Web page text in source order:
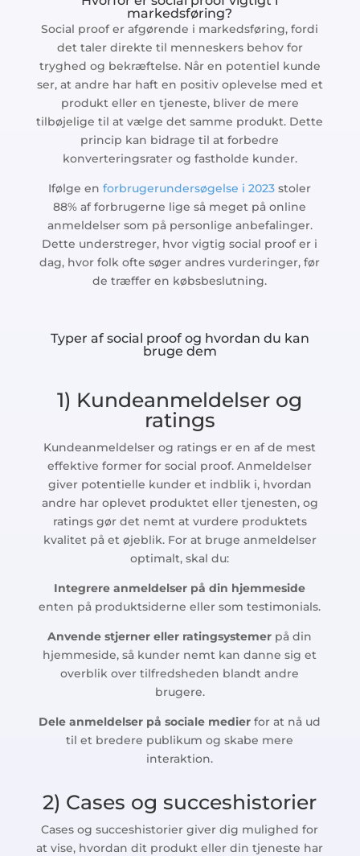
markedsføring?
Social proof er afgørende i markedsføring, fordi
det taler direkte til menneskers behov for
tryghed og bekræftelse. Når en potentiel kunde
ser, at andre har haft en positiv oplevelse med et
produkt eller en tjeneste, bliver de mere
tilbøjelige til at vælge det samme produkt. Dette
princip kan bidrage til at forbedre
konverteringsrater og fastholde kunder.
Ifølge enforbrugerundersøgelse i 2023 stoler
88% af forbrugerne lige så meget på online
anmeldelser som på personlige anbefalinger.
Dette understreger, hvor vigtig social proof er i
dag, hvor folk ofte søger andres vurderinger, før
de træffer en købsbeslutning.
Typer af social proof og hvordan du kan
bruge dem
1) Kundeanmeldelser og
ratings
Kundeanmeldelser og ratings er en af de mest
effektive former for social proof. Anmeldelser
giver potentielle kunder et indblik i, hvordan
andre har oplevet produktet eller tjenesten, og
ratings gør det nemt at vurdere produktets
kvalitet på et øjeblik. For at bruge anmeldelser
optimalt, skal du:
Integrere anmeldelser på din hjemmeside
enten på produktsiderne eller som testimonials.
Anvende stjerner eller ratingsystemer på din
hjemmeside, så kunder nemt kan danne sig et
overblik over tilfredsheden blandt andre
brugere.
Dele anmeldelser på sociale medier for at nå ud
til et bredere publikum og skabe mere
interaktion.
2) Cases og succeshistorier
Cases og succeshistorier giver dig mulighed for
at vise, hvordan dit produkt eller din tjeneste har